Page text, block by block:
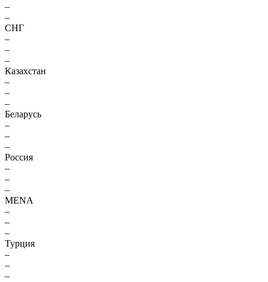
–
–
СНГ
–
–
–
Казахстан
–
–
–
Беларусь
–
–
–
Россия
–
–
–
MENA
–
–
–
Турция
–
–
–